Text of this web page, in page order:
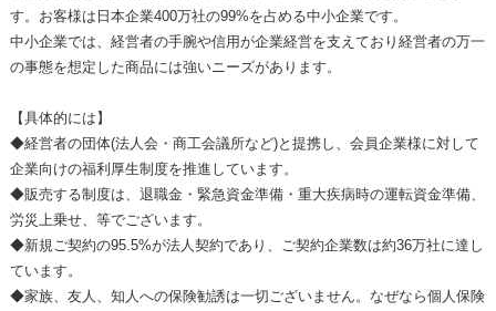
す。お客様は日本企業400万社の99%を占める中小企業です。
中小企業では、経営者の手腕や信用が企業経営を支えており経営者の万一
の事態を想定した商品には強いニーズがあります。
【具体的には】
◆経営者の団体(法人会・商工会議所など)と提携し、会員企業様に対して
企業向けの福利厚生制度を推進しています。
◆販売する制度は、退職金・緊急資金準備・重大疾病時の運転資金準備、
労災上乗せ、等でございます。
◆新規ご契約の95.5%が法人契約であり、ご契約企業数は約36万社に達し
ています。
◆家族、友人、知人への保険勧誘は一切ございません。なぜなら個人保険